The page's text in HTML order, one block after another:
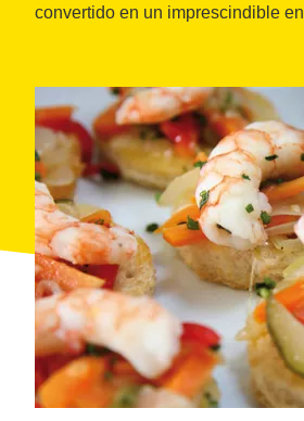
convertido en un imprescindible en